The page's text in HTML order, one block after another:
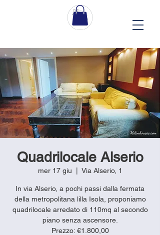
Quadrilocale Alserio
mer 17 giu Via Alserio, 1
In via Alserio, a pochi passi dalla fermata
della metropolitana lilla Isola, proponiamo
quadrilocale arredato di 110mq al secondo
piano senza ascensore.
Prezzo: €1.800,00